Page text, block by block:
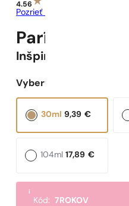
4.56
Pozrieť recenzie
Parížske
Inšpirované
Vyberte objem:
9,39 €
30ml
17,89 €
104ml
i
Kód:7ROKOV